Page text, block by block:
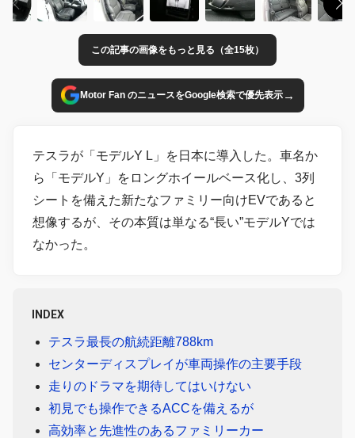
この記事の画像をもっと見る（全15枚）
Motor Fan のニュースをGoogle検索で優先表示→
テスラが「モデルY L」を日本に導入した。車名か
ら「モデルY」をロングホイールベース化し、3列
シートを備えた新たなファミリー向けEVであると
想像するが、その本質は単なる“長い”モデルYでは
なかった。
INDEX
テスラ最長の航続距離788km
センターディスプレイが車両操作の主要手段
走りのドラマを期待してはいけない
初見でも操作できるACCを備えるが
高効率と先進性のあるファミリーカー